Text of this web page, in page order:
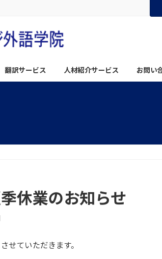
翻訳サービス 人材紹介サービス お問い
休業のお知らせ
せていただきます。